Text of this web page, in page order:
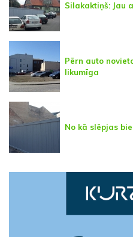
Silakaktiņš: Jau
Pērn auto
likumīga
No kā slēpjas